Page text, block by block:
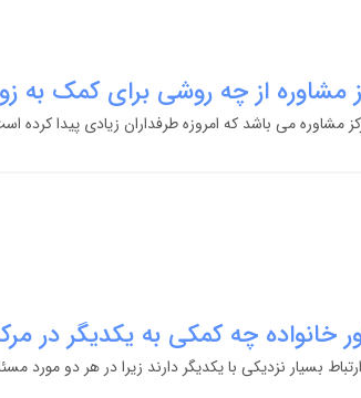
مشاوره از چه روشی برای کمک به
مشاوره می باشد که امروزه طرفداران زیادی پیدا کرده
خانواده چه کمکی به یکدیگر در
بسیار نزدیکی با یکدیگر دارند زیرا در هر دو مورد